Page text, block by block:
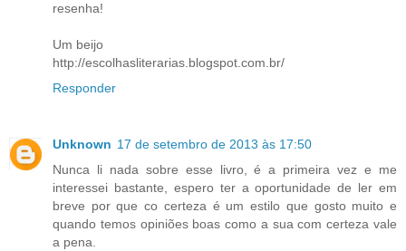
resenha!
Um beijo
http://escolhasliterarias.blogspot.com.br/
Responder
Unknown 17 de setembro de 2013 às 17:50
Nunca li nada sobre esse livro, é a primeira vez e me
interessei bastante, espero ter a oportunidade de ler em
breve por que co certeza é um estilo que gosto muito e
quando temos opiniões boas como a sua com certeza vale
a pena.